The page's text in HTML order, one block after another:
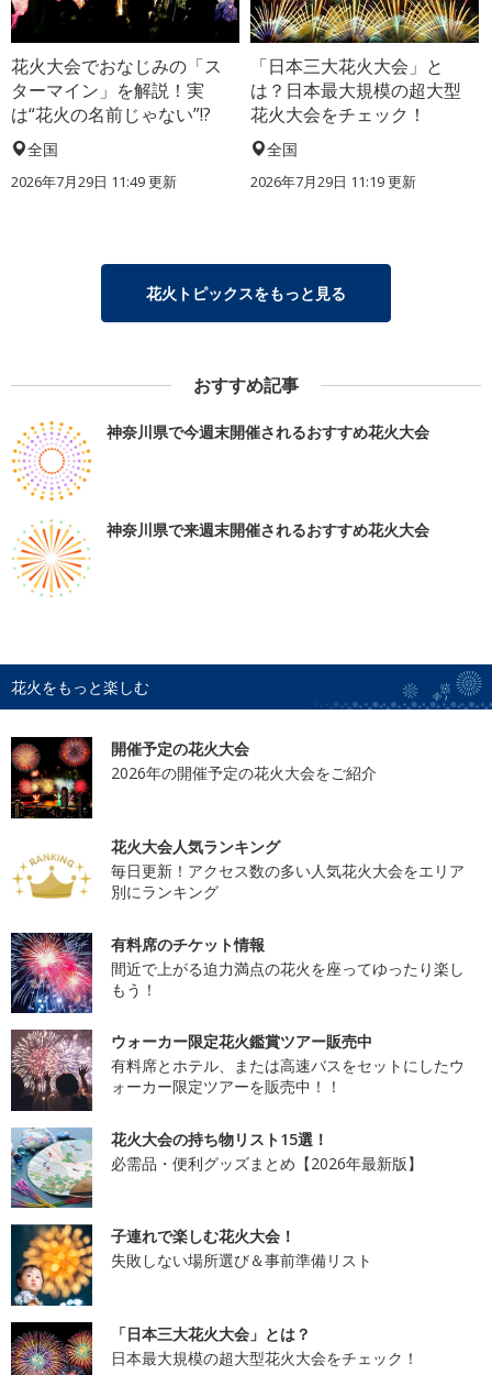
花火大会でおなじみの「ス
ターマイン」を解説！実
は“花火の名前じゃない”!?
全国
2026年7月29日 11:49 更新
「日本三大花火大会」と
は？日本最大規模の超大型
花火大会をチェック！
全国
2026年7月29日 11:19 更新
花火トピックスをもっと見る
おすすめ記事
神奈川県で今週末開催されるおすすめ花火大会
神奈川県で来週末開催されるおすすめ花火大会
花火をもっと楽しむ
開催予定の花火大会
2026年の開催予定の花火大会をご紹介
花火大会人気ランキング
毎日更新！アクセス数の多い人気花火大会をエリア
別にランキング
有料席のチケット情報
間近で上がる迫力満点の花火を座ってゆったり楽し
もう！
ウォーカー限定花火鑑賞ツアー販売中
有料席とホテル、または高速バスをセットにしたウ
ォーカー限定ツアーを販売中！！
花火大会の持ち物リスト15選！
必需品・便利グッズまとめ【2026年最新版】
子連れで楽しむ花火大会！
失敗しない場所選び＆事前準備リスト
「日本三大花火大会」とは？
日本最大規模の超大型花火大会をチェック！